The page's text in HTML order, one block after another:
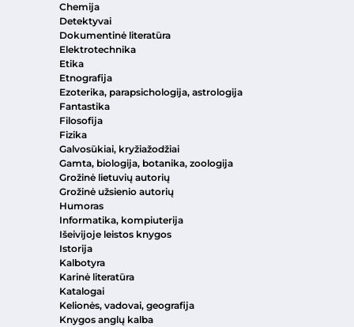
Chemija
Detektyvai
Dokumentinė literatūra
Elektrotechnika
Etika
Etnografija
Ezoterika, parapsichologija, astrologija
Fantastika
Filosofija
Fizika
Galvosūkiai, kryžiažodžiai
Gamta, biologija, botanika, zoologija
Grožinė lietuvių autorių
Grožinė užsienio autorių
Humoras
Informatika, kompiuterija
Išeivijoje leistos knygos
Istorija
Kalbotyra
Karinė literatūra
Katalogai
Kelionės, vadovai, geografija
Knygos anglų kalba